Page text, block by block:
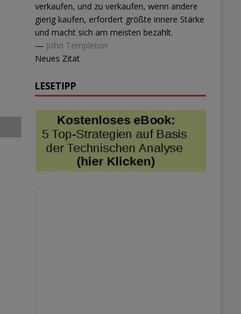
verkaufen, und zu verkaufen, wenn andere
gierig kaufen, erfordert größte innere Stärke
und macht sich am meisten bezahlt.
— John Templeton
Neues Zitat
LESETIPP